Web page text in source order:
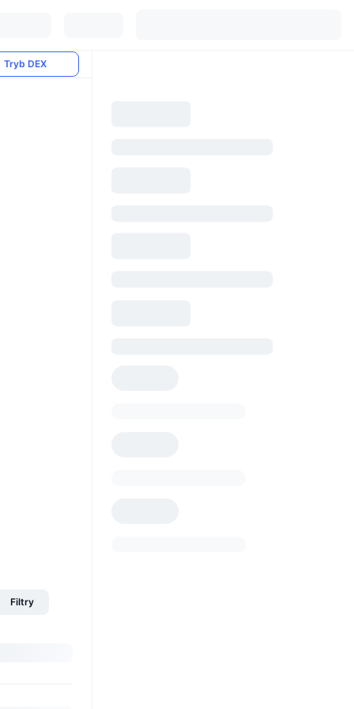
Tryb DEX
Filtry